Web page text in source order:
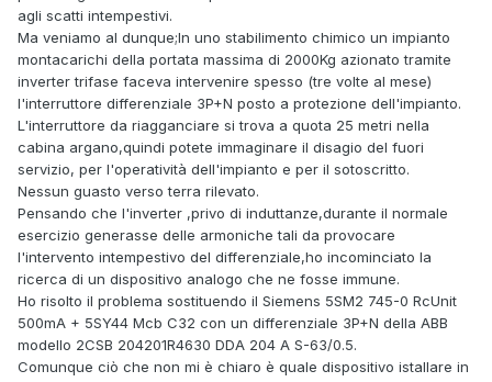
agli scatti intempestivi.
Ma veniamo al dunque;In uno stabilimento chimico un impianto
montacarichi della portata massima di 2000Kg azionato tramite
inverter trifase faceva intervenire spesso (tre volte al mese)
l'interruttore differenziale 3P+N posto a protezione dell'impianto.
L'interruttore da riagganciare si trova a quota 25 metri nella
cabina argano,quindi potete immaginare il disagio del fuori
servizio, per l'operatività dell'impianto e per il sotoscritto.
Nessun guasto verso terra rilevato.
Pensando che l'inverter ,privo di induttanze,durante il normale
esercizio generasse delle armoniche tali da provocare
l'intervento intempestivo del differenziale,ho incominciato la
ricerca di un dispositivo analogo che ne fosse immune.
Ho risolto il problema sostituendo il Siemens 5SM2 745-0 RcUnit
500mA + 5SY44 Mcb C32 con un differenziale 3P+N della ABB
modello 2CSB 204201R4630 DDA 204 A S-63/0.5.
Comunque ciò che non mi è chiaro è quale dispositivo istallare in